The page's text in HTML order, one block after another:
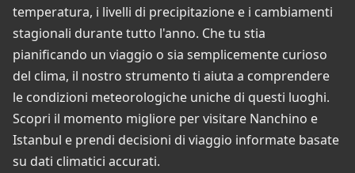
temperatura, i livelli di precipitazione e i cambiamenti
stagionali durante tutto l'anno. Che tu stia
pianificando un viaggio o sia semplicemente curioso
del clima, il nostro strumento ti aiuta a comprendere
le condizioni meteorologiche uniche di questi luoghi.
Scopri il momento migliore per visitare Nanchino e
Istanbul e prendi decisioni di viaggio informate basate
su dati climatici accurati.